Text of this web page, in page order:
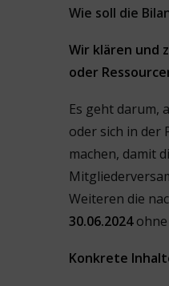
Wie soll die
Wir klären und
oder
Es geht darum,
oder sich in der
machen, damit
Weiteren die
30.06.2024ohne
Konkrete